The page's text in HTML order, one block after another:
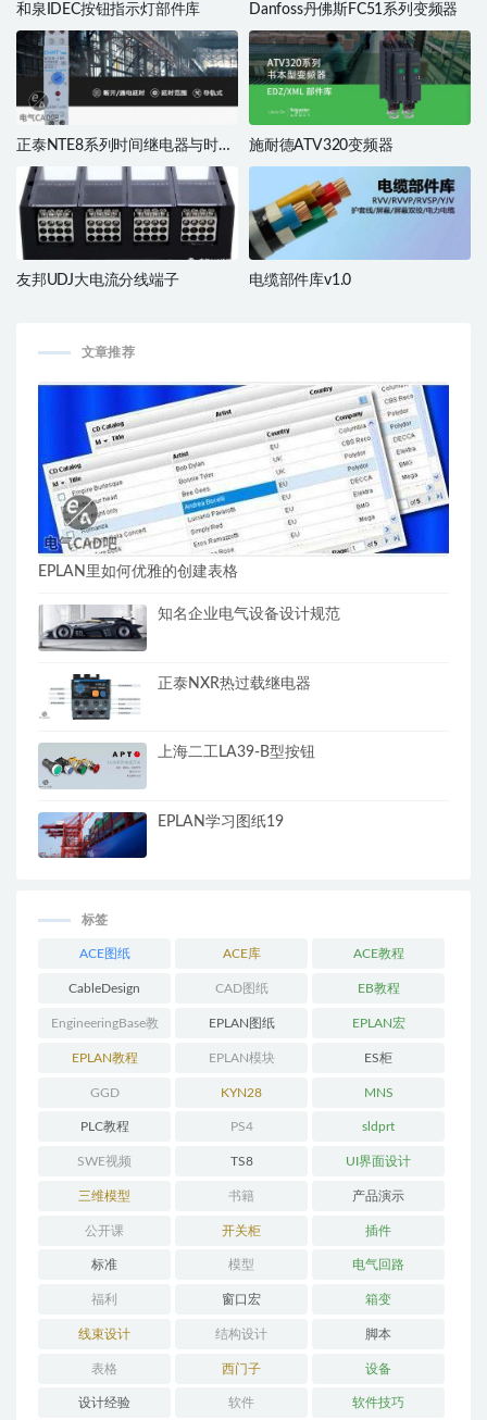
和泉IDEC按钮指示灯部件库 Danfoss丹佛斯FC51系列变频器
正泰NTE8系列时间继电器与时控
开关
施耐德ATV320变频器
友邦UDJ大电流分线端子 电缆部件库v1.0
文章推荐
EPLAN里如何优雅的创建表格
知名企业电气设备设计规范
正泰NXR热过载继电器
上海二工LA39-B型按钮
EPLAN学习图纸19
标签
ACE图纸 ACE库 ACE教程
CableDesign CAD图纸 EB教程
EngineeringBase教
程
EPLAN图纸 EPLAN宏
EPLAN教程 EPLAN模块 ES柜
GGD KYN28 MNS
PLC教程 PS4 sldprt
SWE视频 TS8 UI界面设计
三维模型 书籍 产品演示
公开课 开关柜 插件
标准 模型 电气回路
福利 窗口宏 箱变
线束设计 结构设计 脚本
表格 西门子 设备
设计经验 软件 软件技巧